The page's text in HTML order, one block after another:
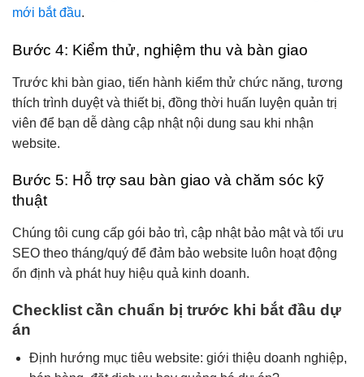
mới bắt đầu.
Bước 4: Kiểm thử, nghiệm thu và bàn giao
Trước khi bàn giao, tiến hành kiểm thử chức năng, tương
thích trình duyệt và thiết bị, đồng thời huấn luyện quản trị
viên để bạn dễ dàng cập nhật nội dung sau khi nhận
website.
Bước 5: Hỗ trợ sau bàn giao và chăm sóc kỹ
thuật
Chúng tôi cung cấp gói bảo trì, cập nhật bảo mật và tối ưu
SEO theo tháng/quý để đảm bảo website luôn hoạt động
ổn định và phát huy hiệu quả kinh doanh.
Checklist cần chuẩn bị trước khi bắt đầu dự
án
Định hướng mục tiêu website: giới thiệu doanh nghiệp,